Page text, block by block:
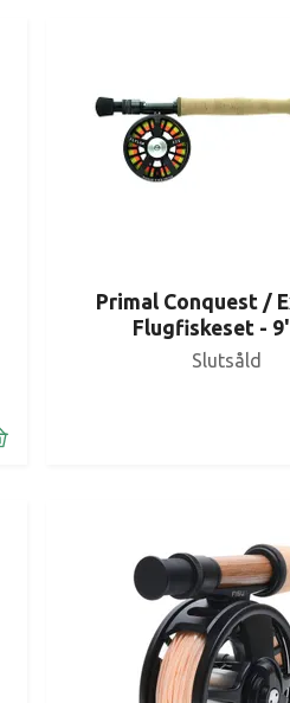
Primal Conquest /
Flugfiskeset -
Slutsåld